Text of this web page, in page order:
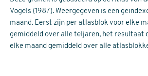
Vogels (1987). Weergegeven is een
maand. Eerst zijn per atlasblok voor elke
gemiddeld over alle teljaren, het resultaat
elke maand gemiddeld over alle